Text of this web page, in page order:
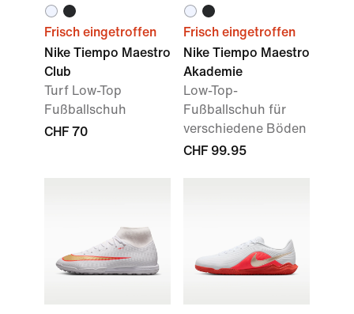
Frisch eingetroffen
Nike Tiempo Maestro
Club
Turf Low-Top
Fußballschuh
CHF 70
Frisch eingetroffen
Nike Tiempo Maestro
Akademie
Low-Top-
Fußballschuh für
verschiedene Böden
CHF 99.95